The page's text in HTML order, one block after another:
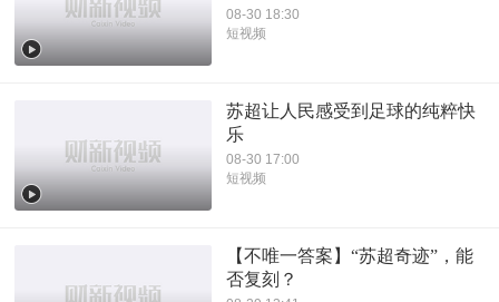
08-30 18:30
短视频
苏超让人民感受到足球的纯粹快
乐
08-30 17:00
短视频
【不唯一答案】“苏超奇迹”，能
否复刻？